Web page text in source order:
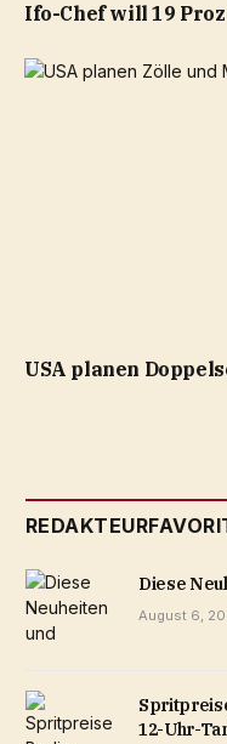
Ifo-Chef will 19
USA planen
Diese
August 6,
12-Uhr-